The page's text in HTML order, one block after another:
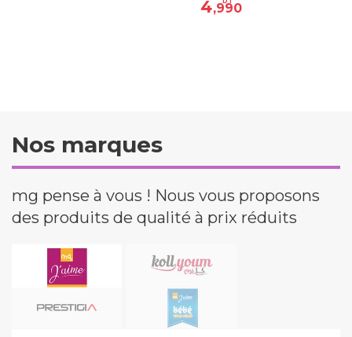
4,990
Nos marques
mg pense à vous ! Nous vous proposons
des produits de qualité à prix réduits